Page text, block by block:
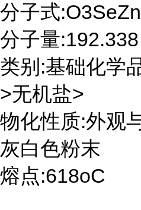
分子式:O3SeZn
分子量:192.338
类别:基础化学
>无机盐>
物化性质:外观
灰白色粉末
熔点:618oC